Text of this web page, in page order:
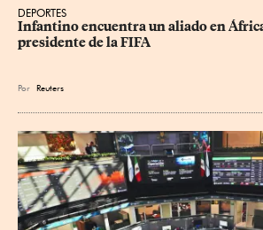
DEPORTES
Infantino encuentra un aliado en
presidente de la FIFA
Por Reuters